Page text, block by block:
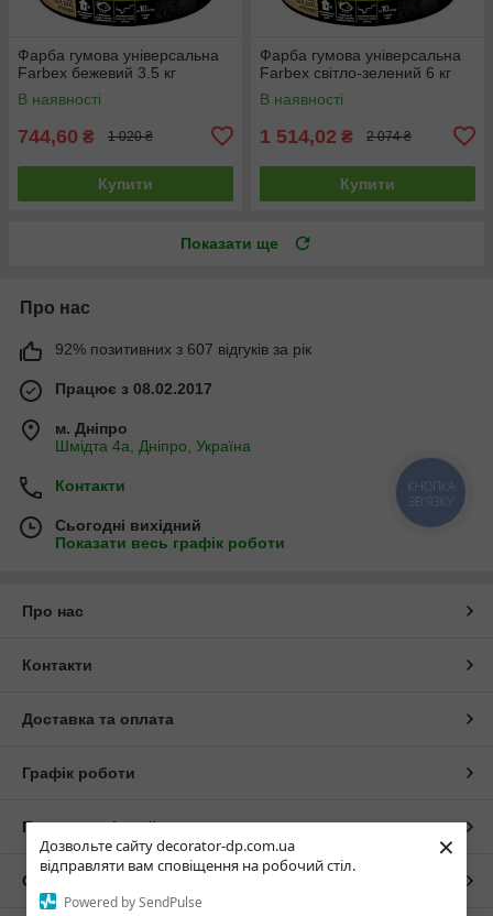
Дозвольте сайту decorator-dp.com.ua
відправляти вам сповіщення на робочий стіл.
Powered by SendPulse
×
Фарба гумова універсальна
Farbex бежевий 3.5 кг
В наявності
744,60 ₴ 1 020 ₴
Купити
Фарба гумова універсальна
Farbex світло-зелений 6 кг
В наявності
1 514,02 ₴ 2 074 ₴
Купити
Показати ще
Про нас
92% позитивних з 607 відгуків за рік
Працює з 08.02.2017
м. Дніпро
Шмідта 4а, Дніпро, Україна
Контакти
Сьогодні вихідний
Показати весь графік роботи
Про нас
Контакти
Доставка та оплата
Графік роботи
Повна версія сайту
Сайт створено на маркетплейсі
КНОПКА
ЗВ'ЯЗКУ